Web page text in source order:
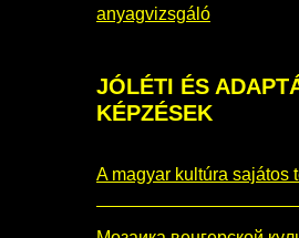
anyagvizsgáló
JÓLÉTI ÉS
KÉPZÉSEK
A magyar kultúra sajátos